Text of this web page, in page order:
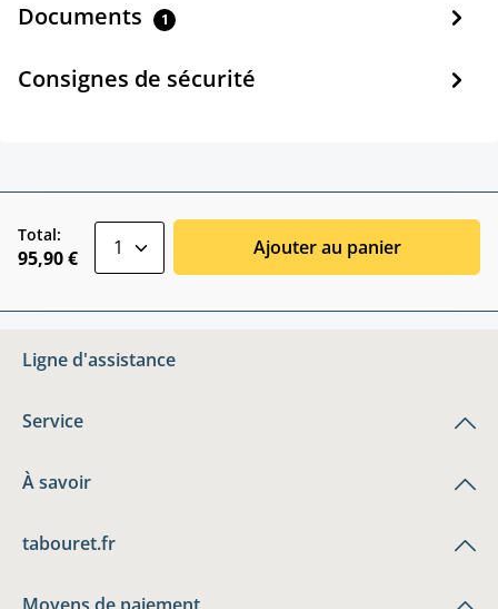
Documents 1
Consignes de sécurité
Total:
95,90 € Ajouter au panier
Ligne d'assistance
Service
À savoir
tabouret.fr